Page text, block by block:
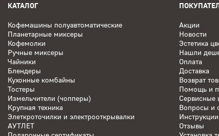
КАТАЛОГ
Кофемашины полуавтоматические
Планетарные миксеры
Кофемолки
Ручные миксеры
Чайники
Блендеры
Кухонные комбайны
Тостеры
Измельчители (чопперы)
Крупная техника
Элеткроточилки и электрооткрывалки
АУТЛЕТ
Акции
Новости
Эстетика
Нашли
Оплата
Доставка
Возврат
Помощь и
Сервисные
Вопросы и
Инструкции
Отзывы